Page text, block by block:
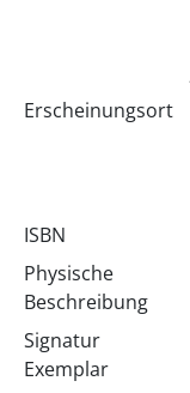
Erscheinungsort
ISBN
Physische
Beschreibung
Signatur
Exemplar